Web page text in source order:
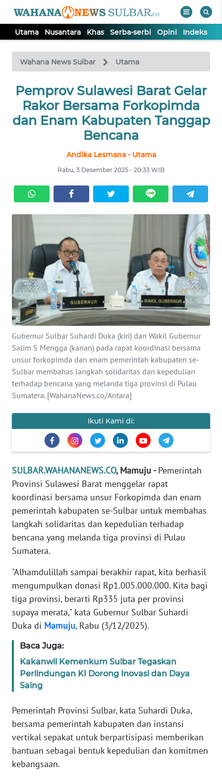
Utama Nusantara Khas Serba-serbi Opini Indeks
Wahana News Sulbar Utama
Pemprov Sulawesi Barat Gelar
Rakor Bersama Forkopimda
dan Enam Kabupaten Tanggap
Bencana
Andika Lesmana - Utama
Rabu, 3 Desember 2025 - 20:33 WIB
Gubernur Sulbar Suhardi Duka (kiri) dan Wakil Gubernur
Salim S Mengga (kanan) pada rapat koordinasi bersama
unsur forkopimda dan enam pemerintah kabupaten se-
Sulbar membahas langkah solidaritas dan kepedulian
terhadap bencana yang melanda tiga provinsi di Pulau
Sumatera. [WahanaNews.co/Antara]
Ikuti Kami di:
SULBAR.WAHANANEWS.CO, Mamuju -Pemerintah
Provinsi Sulawesi Barat menggelar rapat
koordinasi bersama unsur Forkopimda dan enam
pemerintah kabupaten se-Sulbar untuk membahas
langkah solidaritas dan kepedulian terhadap
bencana yang melanda tiga provinsi di Pulau
Sumatera.
"Alhamdulillah sampai berakhir rapat, kita berhasil
mengumpulkan donasi Rp1.005.000.000. Kita bagi
tiga provinsi, berarti Rp335 juta per provinsi
supaya merata," kata Gubernur Sulbar Suhardi
Duka di Mamuju, Rabu (3/12/2025).
Baca Juga:
Kakanwil Kemenkum Sulbar Tegaskan
Perlindungan KI Dorong Inovasi dan Daya
Saing
Pemerintah Provinsi Sulbar, kata Suhardi Duka,
bersama pemerintah kabupaten dan instansi
vertikal sepakat untuk berpartisipasi memberikan
bantuan sebagai bentuk kepedulian dan komitmen
kebangsaan.
TV
Tutup
UTAMA
NUSANTARA
SERBI
INDEKS
BERITA
KONTAK
KAMI
INFO
IKLAN
TENTANG
KAMI
SIBER
REDAKSI
KARIR
DISCLAIMER
Wahana
News
Regional
WN
SUMUT
WN
JAKARTA
WN
JABAR
WN
WN
NTT
KEPRI